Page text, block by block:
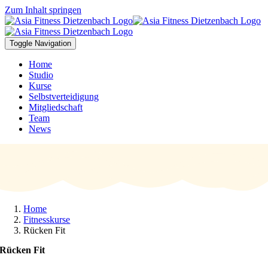
Zum Inhalt springen
Toggle Navigation
Home
Studio
Kurse
Selbstverteidigung
Mitgliedschaft
Team
News
Home
Fitnesskurse
Rücken Fit
Rücken Fit